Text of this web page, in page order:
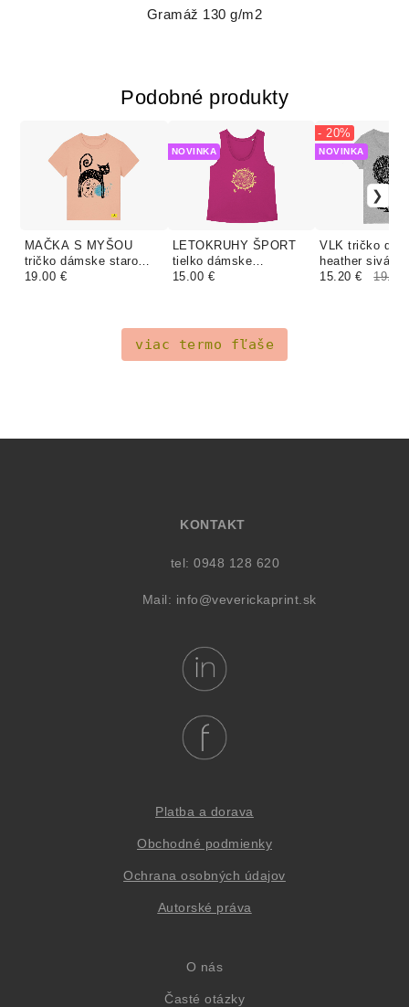
Gramáž 130 g/m2
Podobné produkty
MAČKA S MYŠOU
tričko dámske staro
ružová
19.00 €
LETOKRUHY ŠPORT
tielko dámske
cyklamenová
NOVINKA
15.00 €
VLK tričko
heather sivá
NOVINKA
- 20%
15.20 € 19.00
viac termo fľaše
KONTAKT
tel: 0948 128 620
Mail: info@veverickaprint.sk
Platba a dorava
Obchodné podmienky
Ochrana osobných údajov
Autorské práva
O nás
Časté otázky